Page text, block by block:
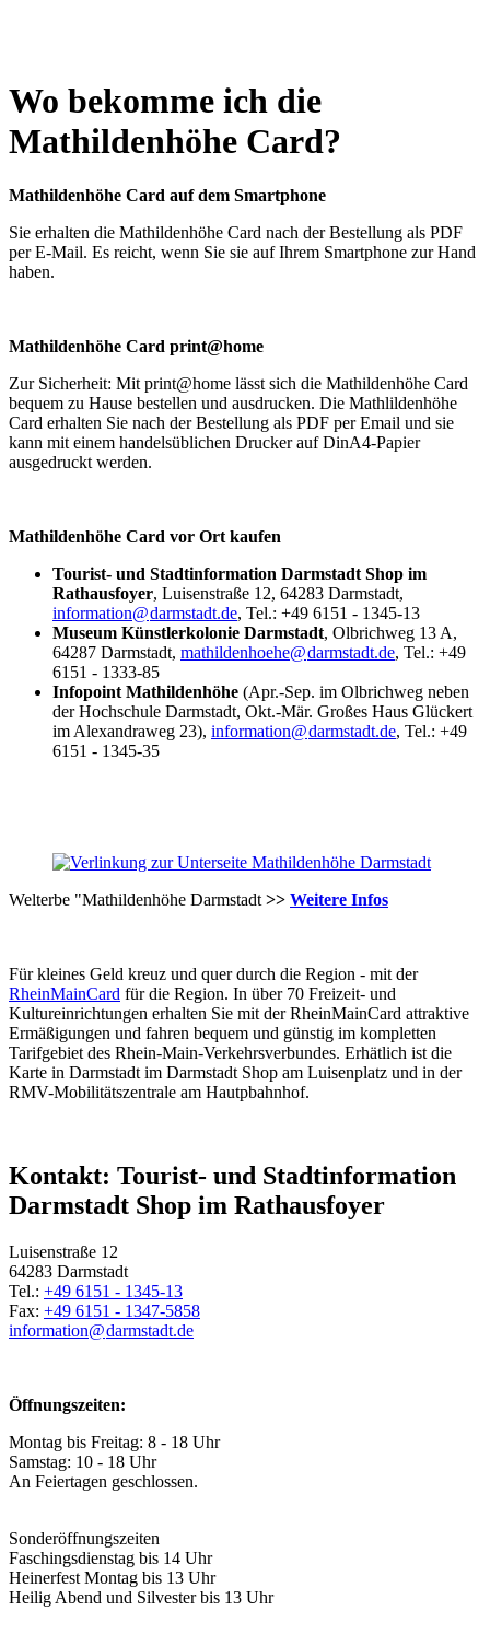
Wo bekomme ich die
Mathildenhöhe Card?
Mathildenhöhe Card auf dem Smartphone
Sie erhalten die Mathildenhöhe Card nach der Bestellung als PDF
per E-Mail. Es reicht, wenn Sie sie auf Ihrem Smartphone zur Hand
haben.
Mathildenhöhe Card print@home
Zur Sicherheit: Mit print@home lässt sich die Mathildenhöhe Card
bequem zu Hause bestellen und ausdrucken. Die Mathlildenhöhe
Card erhalten Sie nach der Bestellung als PDF per Email und sie
kann mit einem handelsüblichen Drucker auf DinA4-Papier
ausgedruckt werden.
Mathildenhöhe Card vor Ort kaufen
Tourist- und Stadtinformation Darmstadt Shop im
Rathausfoyer, Luisenstraße 12, 64283 Darmstadt,
information@darmstadt.de, Tel.: +49 6151 - 1345-13
Museum Künstlerkolonie Darmstadt, Olbrichweg 13 A,
64287 Darmstadt, mathildenhoehe@darmstadt.de, Tel.: +49
6151 - 1333-85
Infopoint Mathildenhöhe (Apr.-Sep. im Olbrichweg neben
der Hochschule Darmstadt, Okt.-Mär. Großes Haus Glückert
im Alexandraweg 23), information@darmstadt.de, Tel.: +49
6151 - 1345-35
Welterbe "Mathildenhöhe Darmstadt >> Weitere Infos
Für kleines Geld kreuz und quer durch die Region - mit der
RheinMainCard für die Region. In über 70 Freizeit- und
Kultureinrichtungen erhalten Sie mit der RheinMainCard attraktive
Ermäßigungen und fahren bequem und günstig im kompletten
Tarifgebiet des Rhein-Main-Verkehrsverbundes. Erhätlich ist die
Karte in Darmstadt im Darmstadt Shop am Luisenplatz und in der
RMV-Mobilitätszentrale am Hautpbahnhof.
Kontakt: Tourist- und Stadtinformation
Darmstadt Shop im Rathausfoyer
Luisenstraße 12
64283 Darmstadt
Tel.: +49 6151 - 1345-13
Fax: +49 6151 - 1347-5858
information@darmstadt.de
Öffnungszeiten:
Montag bis Freitag: 8 - 18 Uhr
Samstag: 10 - 18 Uhr
An Feiertagen geschlossen.
Sonderöffnungszeiten
Faschingsdienstag bis 14 Uhr
Heinerfest Montag bis 13 Uhr
Heilig Abend und Silvester bis 13 Uhr